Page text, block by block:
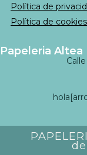
Política de
Política de cookies
Papeleria Altea